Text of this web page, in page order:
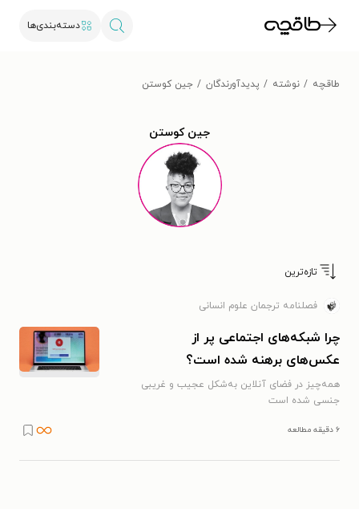
دسته‌بندی‌ها
طاقچه نوشته پدیدآورندگان جین کوستن
جین کوستن
تازه‌ترین
فصلنامه ترجمان علوم انسانی
چرا شبکه‌های اجتماعی پر از
عکس‌های برهنه شده است؟
همه‌چیز در فضای آنلاین به‌شکل عجیب و غریبی
جنسی شده است
۶ دقیقه مطالعه